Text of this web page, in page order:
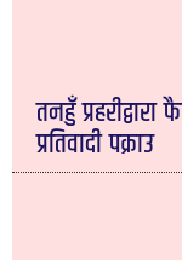
तनहुँ
प्रतिवादी पक्राउ